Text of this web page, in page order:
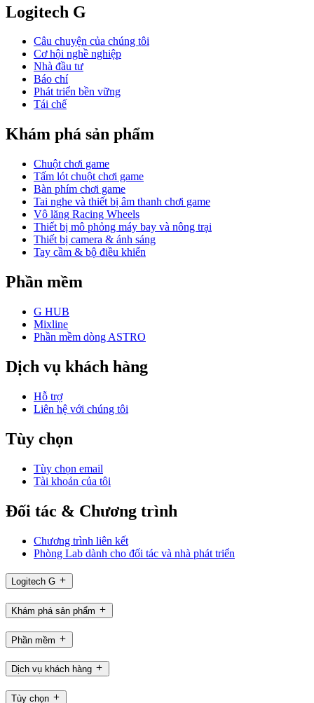
Logitech G
Câu chuyện của chúng tôi
Cơ hội nghề nghiệp
Nhà đầu tư
Báo chí
Phát triển bền vững
Tái chế
Khám phá sản phẩm
Chuột chơi game
Tấm lót chuột chơi game
Bàn phím chơi game
Tai nghe và thiết bị âm thanh chơi game
Vô lăng Racing Wheels
Thiết bị mô phỏng máy bay và nông trại
Thiết bị camera & ánh sáng
Tay cầm & bộ điều khiển
Phần mềm
G HUB
Mixline
Phần mềm dòng ASTRO
Dịch vụ khách hàng
Hỗ trợ
Liên hệ với chúng tôi
Tùy chọn
Tùy chọn email
Tài khoản của tôi
Đối tác & Chương trình
Chương trình liên kết
Phòng Lab dành cho đối tác và nhà phát triển
Logitech G
Khám phá sản phẩm
Phần mềm
Dịch vụ khách hàng
Tùy chọn